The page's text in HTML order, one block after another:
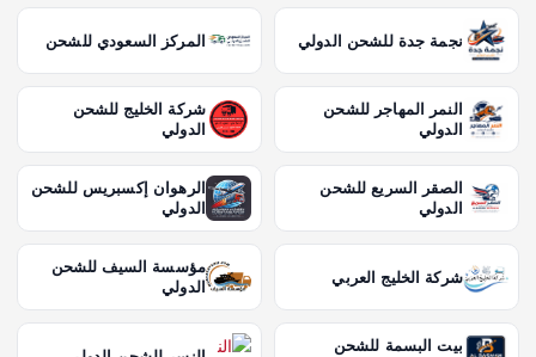
نجمة جدة للشحن الدولي المركز السعودي للشحن
النمر المهاجر للشحن
الدولي
شركة الخليج للشحن
الدولي
الصقر السريع للشحن
الدولي
الرهوان إكسبريس للشحن
الدولي
شركة الخليج العربي
مؤسسة السيف للشحن
الدولي
بيت البسمة للشحن